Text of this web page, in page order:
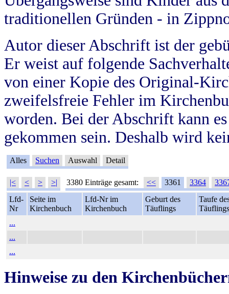
traditionellen Gründen - in
Autor dieser Abschrift ist der
Er weist auf folgende
von einer Kopie des Original-
zweifelsfreie Fehler im
worden. Bei der Abschrift kann
gekommen sein. Deshalb wird
Alles Suchen Auswahl Detail
|< < > >| 3380 Einträge gesamt: << 3361 3364
Lfd-
Nr
Seite im
Kirchenbuch
Lfd-Nr im
Kirchenbuch
Geburt des
Täuflings
Taufe
Täuflings
...
...
...
Hinweise zu den